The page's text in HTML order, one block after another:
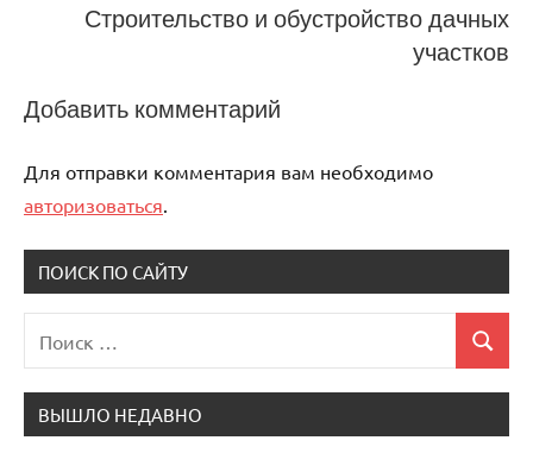
Строительство и обустройство дачных
участков
Добавить комментарий
Для отправки комментария вам необходимо
авторизоваться.
ПОИСК ПО САЙТУ
для:
Поиск
ВЫШЛО НЕДАВНО